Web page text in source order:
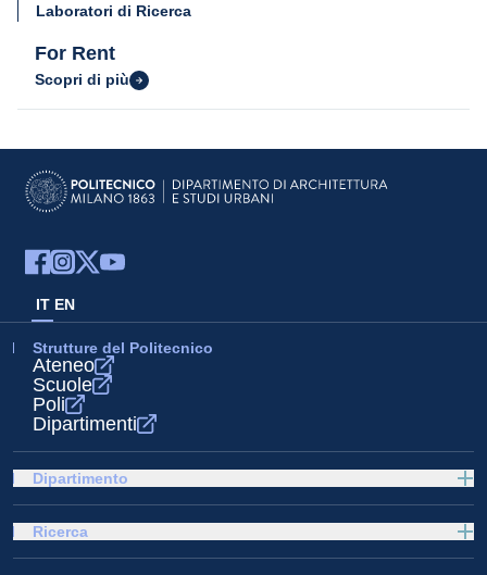
Laboratori di Ricerca
For Rent
Scopri di più
IT EN
Strutture del Politecnico
Ateneo
Scuole
Poli
Dipartimenti
Dipartimento
Ricerca